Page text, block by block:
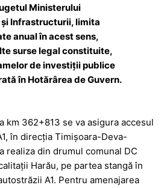
Ministerului
Infrastructurii, limita
anual în acest sens,
surse legal constituite,
de investiții publice
în Hotărârea de Guvern.
km 362+813 se va asigura accesul
în direcția Timișoara-Deva-
realiza din drumul comunal DC
Harău, pe partea stangă în
A1. Pentru amenajarea